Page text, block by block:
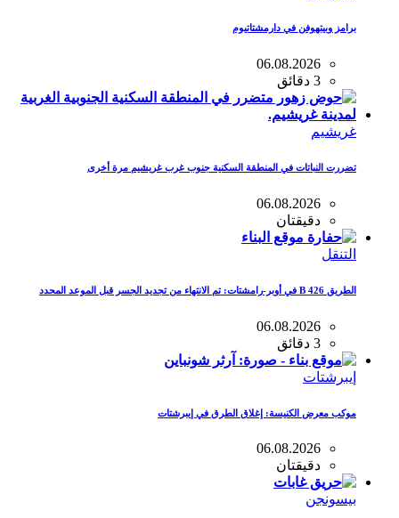
برامز وبيتهوفن في دارمشتاتيوم
06.08.2026
3 دقائق
غريشيم
تضررت النباتات في المنطقة السكنية جنوب غرب غريشيم مرة أخرى
06.08.2026
دقيقتان
التنقل
الطريق B 426 في أوبر-رامشتات: تم الانتهاء من تجديد الجسر قبل الموعد المحدد
06.08.2026
3 دقائق
إيبرشتات
موكب معرض الكنيسة: إغلاق الطرق في إيبرشتات
06.08.2026
دقيقتان
بيسونجن